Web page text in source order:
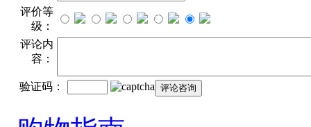
评价等
级：
评论内
容：
验证码：